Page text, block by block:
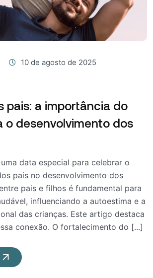
10 de agosto de 2025
pais: a importância do
o desenvolvimento dos
data especial para celebrar o
pais no desenvolvimento dos
pais e filhos é fundamental para
influenciando a autoestima e a
das crianças. Este artigo destaca
conexão. O fortalecimento do [...]